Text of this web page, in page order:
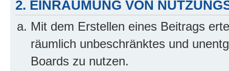
2. EINRÄUMUNG VON
Mit dem Erstellen eines Beitrags
räumlich unbeschränktes und
Boards zu nutzen.